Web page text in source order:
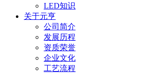
LED知识
关于元亨
公司简介
发展历程
资质荣誉
企业文化
工艺流程